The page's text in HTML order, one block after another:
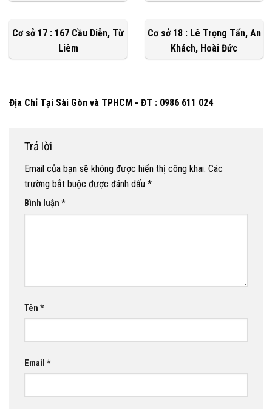
Cơ sở 17 : 167 Cầu Diễn, Từ
Liêm
Cơ sở 18 : Lê Trọng Tấn, An
Khách, Hoài Đức
Địa Chỉ Tại Sài Gòn và TPHCM - ĐT : 0986 611 024
Trả lời
Email của bạn sẽ không được hiển thị công khai. Các
trường bắt buộc được đánh dấu *
Bình luận *
Tên *
Email *